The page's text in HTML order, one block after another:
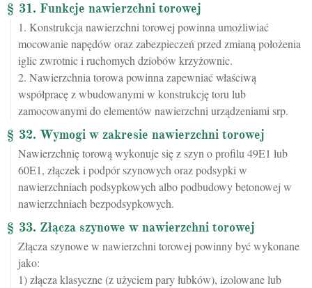
§ 31. Funkcje nawierzchni torowej
1. Konstrukcja nawierzchni torowej powinna umożliwiać
mocowanie napędów oraz zabezpieczeń przed zmianą położenia
iglic zwrotnic i ruchomych dziobów krzyżownic.
2. Nawierzchnia torowa powinna zapewniać właściwą
współpracę z wbudowanymi w konstrukcję toru lub
zamocowanymi do elementów nawierzchni urządzeniami srp.
§ 32. Wymogi w zakresie nawierzchni torowej
Nawierzchnię torową wykonuje się z szyn o profilu 49E1 lub
60E1, złączek i podpór szynowych oraz podsypki w
nawierzchniach podsypkowych albo podbudowy betonowej w
nawierzchniach bezpodsypkowych.
§ 33. Złącza szynowe w nawierzchni torowej
Złącza szynowe w nawierzchni torowej powinny być wykonane
jako:
1) złącza klasyczne (z użyciem pary łubków), izolowane lub